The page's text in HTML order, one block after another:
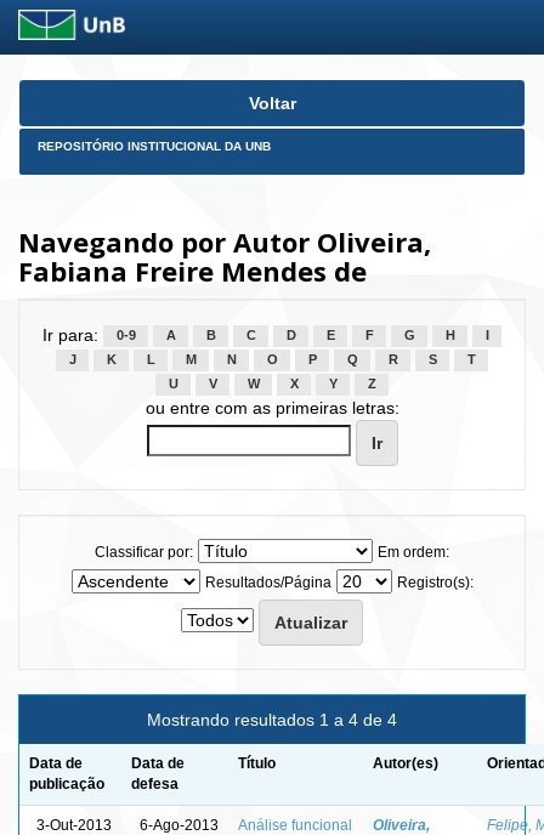
Skip
Voltar
REPOSITÓRIO INSTITUCIONAL DA UNB
Navegando por Autor Oliveira,
Fabiana Freire Mendes de
Ir para: 0-9 A B C D E F G H
J
K L M N O P Q R S
T
U
V W X Y Z
ou entre com as primeiras letras:
Classificar por:
Em ordem:
Resultados/Página
Registro(s):
Mostrando resultados 1 a 4 de 4
Data de
publicação
Data de
defesa
Título Autor(es)
3-Out-2013 6-Ago-2013
Análise funcional
Oliveira,
Felipe,